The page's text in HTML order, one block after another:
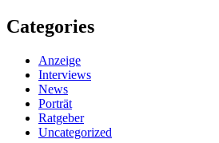
Categories
Anzeige
Interviews
News
Porträt
Ratgeber
Uncategorized